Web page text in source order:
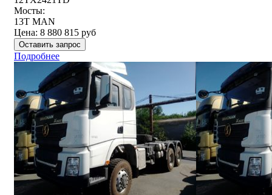
Мосты:
13T MAN
Цена: 8 880 815 руб
Оставить запрос
Подробнее